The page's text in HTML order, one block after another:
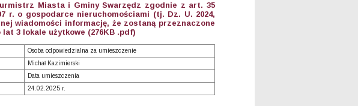
Burmistrz Miasta i Gminy Swarzędz zgodnie z art. 35
r. o gospodarce nieruchomościami (tj. Dz. U. 2024,
wiadomości informację, że zostaną przeznaczone
3 lokale użytkowe (276KB .pdf)
Osoba odpowiedzialna za umieszczenie
Michał Kazimierski
Data umieszczenia
24.02.2025 r.